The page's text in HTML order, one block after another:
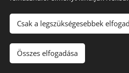
hogy
ek és
Csak a legszükségesebbek
Összes elfogadása